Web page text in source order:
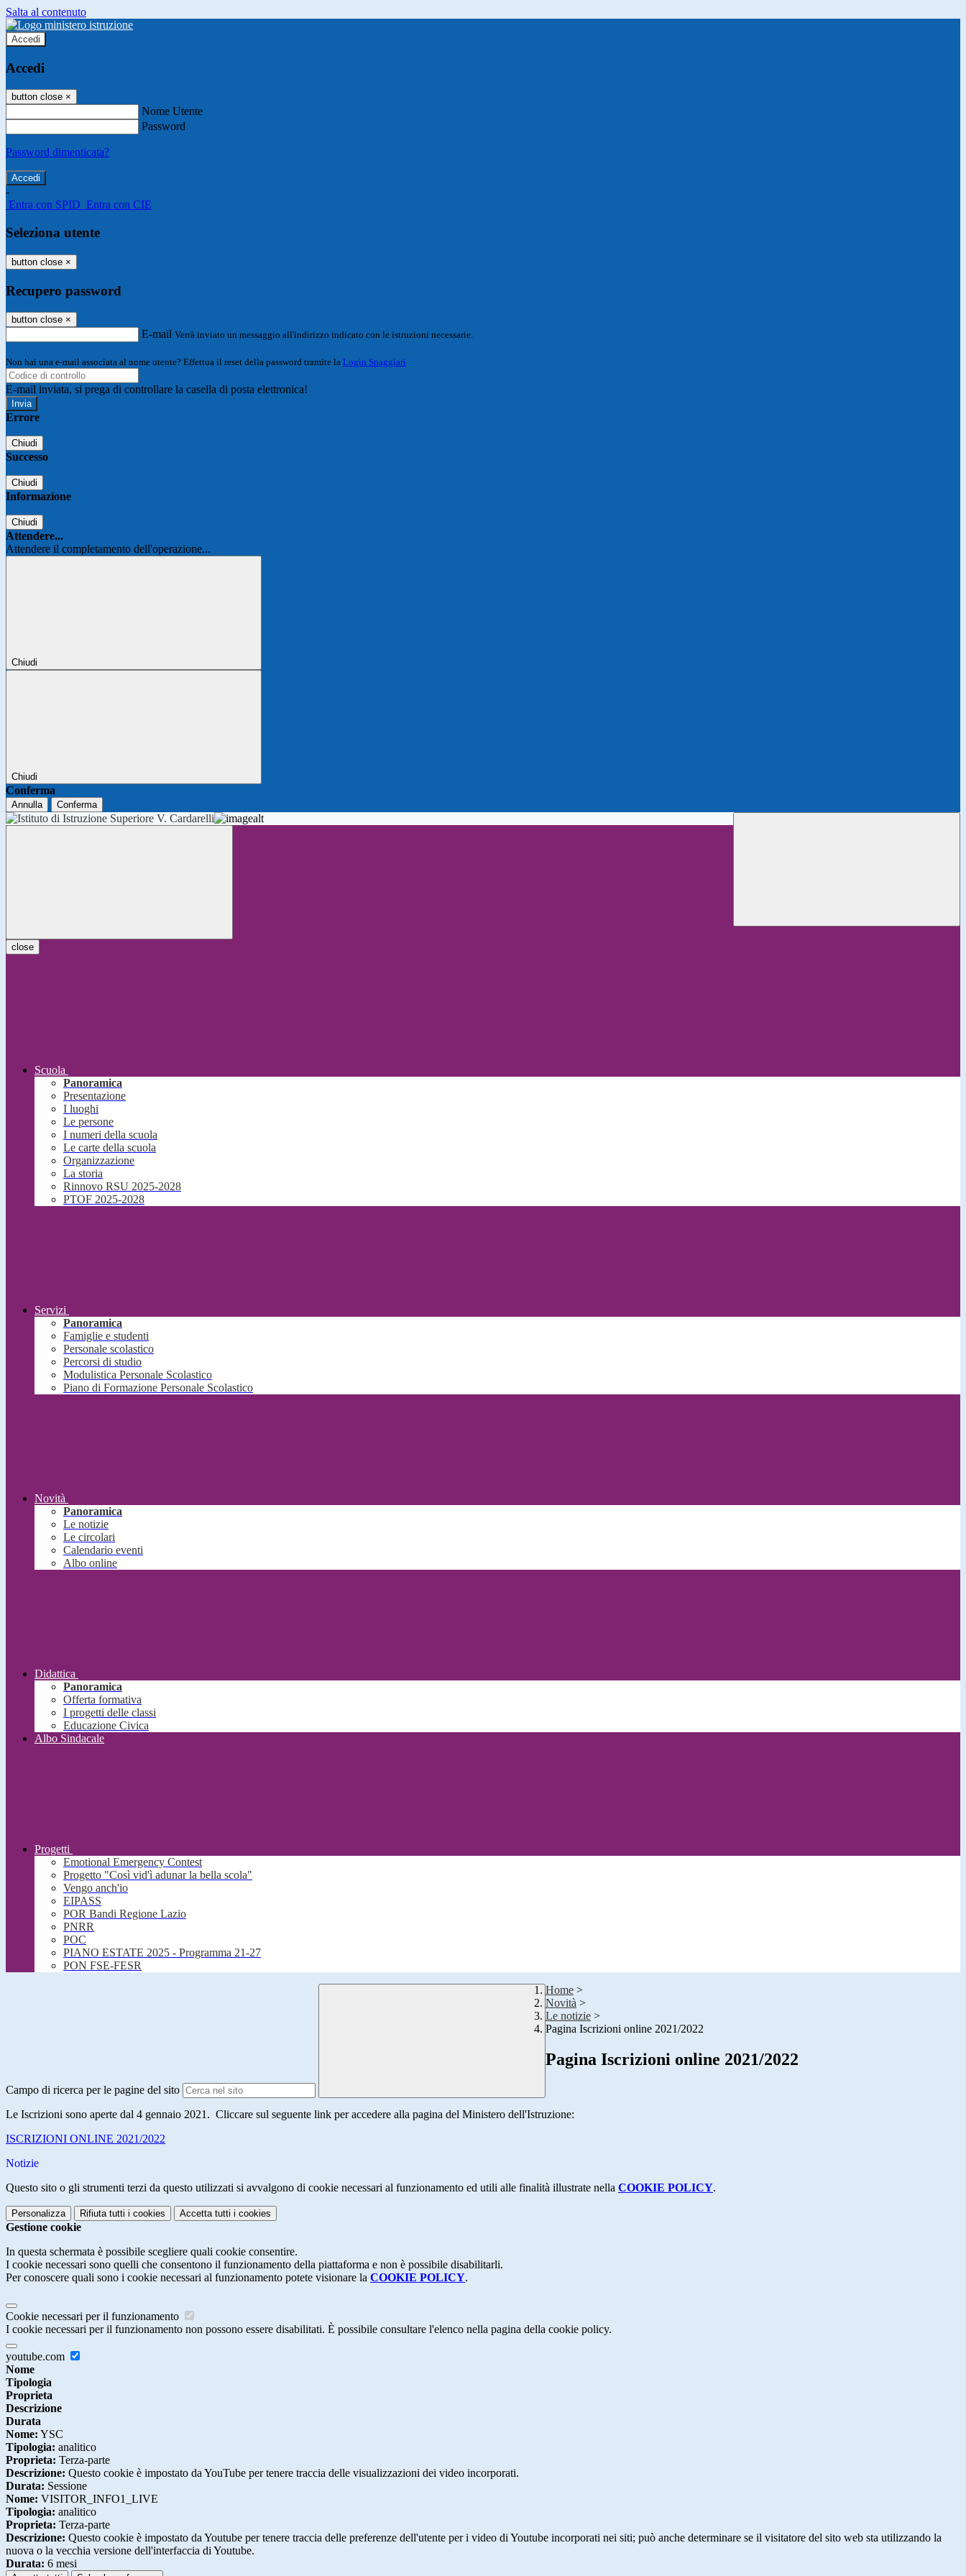
Salta al contenuto
Accedi
Accedi
button close ×
Nome Utente
Password
Password dimenticata?
-
Entra con SPID Entra con CIE
Seleziona utente
button close ×
Recupero password
button close ×
E-mail Verrà inviato un messaggio all'indirizzo indicato con le istruzioni necessarie.
Non hai una e-mail associata al nome utente? Effettua il reset della password tramite la Login Spaggiari
E-mail inviata, si prega di controllare la casella di posta elettronica!
Errore
Chiudi
Successo
Chiudi
Informazione
Chiudi
Attendere...
Attendere il completamento dell'operazione...
Chiudi
Chiudi
Conferma
Annulla Conferma
close
Scuola
Panoramica
Presentazione
I luoghi
Le persone
I numeri della scuola
Le carte della scuola
Organizzazione
La storia
Rinnovo RSU 2025-2028
PTOF 2025-2028
Servizi
Panoramica
Famiglie e studenti
Personale scolastico
Percorsi di studio
Modulistica Personale Scolastico
Piano di Formazione Personale Scolastico
Novità
Panoramica
Le notizie
Le circolari
Calendario eventi
Albo online
Didattica
Panoramica
Offerta formativa
I progetti delle classi
Educazione Civica
Albo Sindacale
Progetti
Emotional Emergency Contest
Progetto "Così vid'ì adunar la bella scola"
Vengo anch'io
EIPASS
POR Bandi Regione Lazio
PNRR
POC
PIANO ESTATE 2025 - Programma 21-27
PON FSE-FESR
Campo di ricerca per le pagine del sito
Home >
Novità >
Le notizie >
Pagina Iscrizioni online 2021/2022
Pagina Iscrizioni online 2021/2022
Le Iscrizioni sono aperte dal 4 gennaio 2021. Cliccare sul seguente link per accedere alla pagina del Ministero dell'Istruzione:
ISCRIZIONI ONLINE 2021/2022
Notizie
Questo sito o gli strumenti terzi da questo utilizzati si avvalgono di cookie necessari al funzionamento ed utili alle finalità illustrate nella COOKIE POLICY.
Personalizza Rifiuta tutti i cookies Accetta tutti i cookies
Gestione cookie
In questa schermata è possibile scegliere quali cookie consentire.
I cookie necessari sono quelli che consentono il funzionamento della piattaforma e non è possibile disabilitarli.
Per conoscere quali sono i cookie necessari al funzionamento potete visionare la COOKIE POLICY.
Cookie necessari per il funzionamento
I cookie necessari per il funzionamento non possono essere disabilitati. È possibile consultare l'elenco nella pagina della cookie policy.
youtube.com
Nome
Tipologia
Proprieta
Descrizione
Durata
Nome: YSC
Tipologia: analitico
Proprieta: Terza-parte
Descrizione: Questo cookie è impostato da YouTube per tenere traccia delle visualizzazioni dei video incorporati.
Durata: Sessione
Nome: VISITOR_INFO1_LIVE
Tipologia: analitico
Proprieta: Terza-parte
Descrizione: Questo cookie è impostato da Youtube per tenere traccia delle preferenze dell'utente per i video di Youtube incorporati nei siti; può anche determinare se il visitatore del sito web sta utilizzando la
nuova o la vecchia versione dell'interfaccia di Youtube.
Durata: 6 mesi